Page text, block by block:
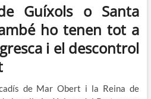
Guíxols o Santa
ho tenen tot a
i el descontrol
de Mar Obert i la Reina de